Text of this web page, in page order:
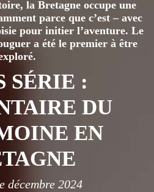
la Bretagne occupe une
parce que c’est – avec
pour initier l’aventure. Le
a été le premier à être
SÉRIE :
DU
EN
décembre 2024